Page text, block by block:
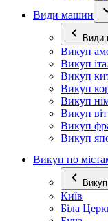
Види машин
Види
Викуп
Викуп
Викуп
Викуп
Викуп
Викуп
Викуп
Викуп
Викуп по
Київ
Біла